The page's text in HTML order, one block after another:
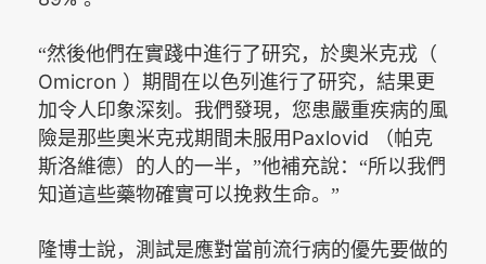
“然後他們在實踐中進行了研究，於奧米克戎（
Omicron ）期間在以色列進行了研究，結果更
加令人印象深刻。我們發現，您患嚴重疾病的風
險是那些奧米克戎期間未服用 Paxlovid
（帕克
斯洛維德）的人的一半，”他補充說：“所以我們
知道這些藥物確實可以挽救生命。”
隆博士說，測試是應對當前流行病的優先要做的